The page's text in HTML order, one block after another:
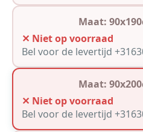
Maat:
✕ Niet op voorraad
Bel voor de levertijd
Maat:
✕ Niet op voorraad
Bel voor de levertijd